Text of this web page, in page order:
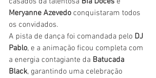
Meryanne Azevedo conquistaram todos
os convidados.
A pista de dança foi comandada pelo DJ
Pablo, e a animação ficou completa com
a energia contagiante da Batucada
Black, garantindo uma celebração